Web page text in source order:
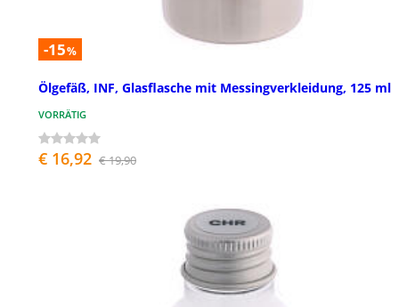
-15%
Ölgefäß, INF, Glasflasche mit Messingverkleidung, 125 ml
VORRÄTIG
€ 16,92 € 19,90